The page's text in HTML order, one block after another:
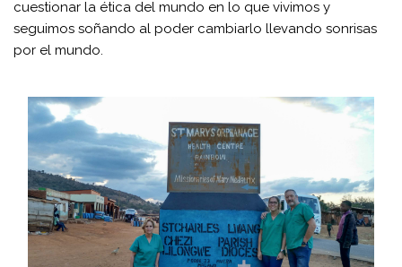
cuestionar la ética del mundo en lo que vivimos y
seguimos soñando al poder cambiarlo llevando sonrisas
por el mundo.